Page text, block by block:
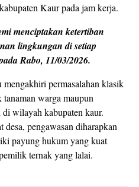
Kaur pada jam kerja.
menciptakan ketertiban
lingkungan di setiap
Rabo, 11/03/2026.
permasalahan klasik
warga maupun
wilayah kabupaten kaur.
desa, pengawasan diharapkan
payung hukum yang kuat
ternak yang lalai.